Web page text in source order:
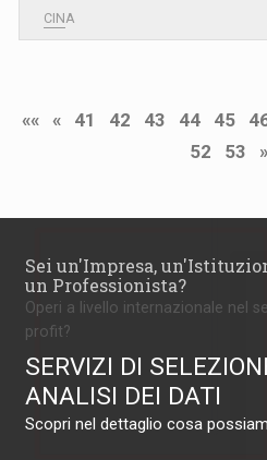
CINA
«« « 41 42 43 44 45
52
53 »
Sei un'Impresa,
un Professionista?
Operi a livello internazionale nel
profit?
SERVIZI DI
ANALISI DEI DATI
Scopri nel dettaglio cosa